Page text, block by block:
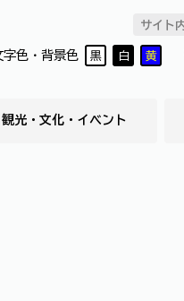
字色・背景色 黒 白 黄
観光・文化・イベント